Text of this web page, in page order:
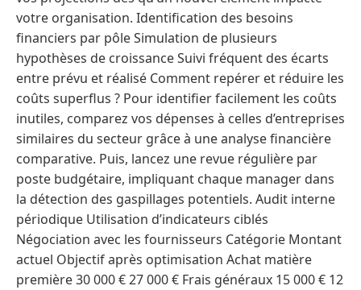
votre organisation. Identification des besoins
financiers par pôle Simulation de plusieurs
hypothèses de croissance Suivi fréquent des écarts
entre prévu et réalisé Comment repérer et réduire les
coûts superflus ? Pour identifier facilement les coûts
inutiles, comparez vos dépenses à celles d’entreprises
similaires du secteur grâce à une analyse financière
comparative. Puis, lancez une revue régulière par
poste budgétaire, impliquant chaque manager dans
la détection des gaspillages potentiels. Audit interne
périodique Utilisation d’indicateurs ciblés
Négociation avec les fournisseurs Catégorie Montant
actuel Objectif après optimisation Achat matière
première 30 000 € 27 000 € Frais généraux 15 000 € 12